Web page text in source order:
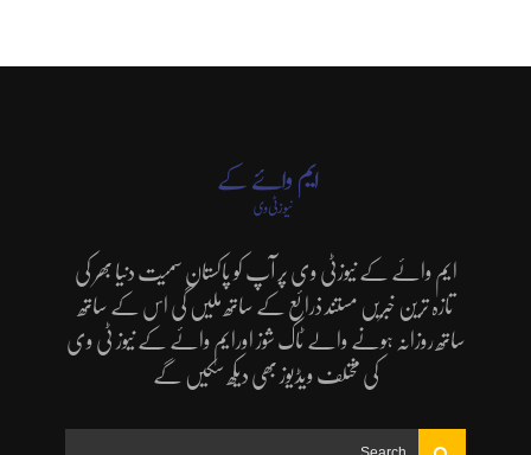
ایم وائے کے نیوزٹی وی پر آپ کو پاکستان سمیت دنیا بھر کی
تازہ ترین خبریں مستند ذرائع کے ساتھ ملیں گی اس کے ساتھ
ساتھ روزانہ ہونے والے ٹاک شوز اورایم وائے کے نیوز ٹی وی
کی مختلف ویڈیوز بھی دیکھ سکیں گے